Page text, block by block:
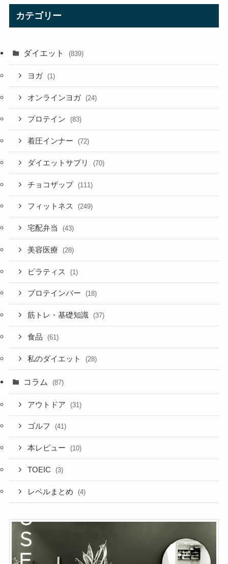
カテゴリー
ダイエット (839)
ヨガ (1)
オンラインヨガ (24)
プロテイン (83)
着圧インナー (72)
ダイエットサプリ (70)
チョコザップ (111)
フィットネス (249)
宅配弁当 (43)
美容医療 (28)
ピラティス (1)
プロテインバー (18)
筋トレ・基礎知識 (37)
食品 (61)
私のダイエット (28)
コラム (87)
アウトドア (31)
ゴルフ (41)
本レビュー (10)
TOEIC (3)
レベルまとめ (4)